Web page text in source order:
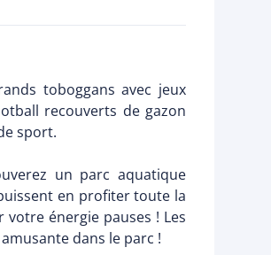
toboggans avec jeux
recouverts de gazon
sport.
un parc aquatique
en profiter toute la
énergie pauses ! Les
dans le parc !